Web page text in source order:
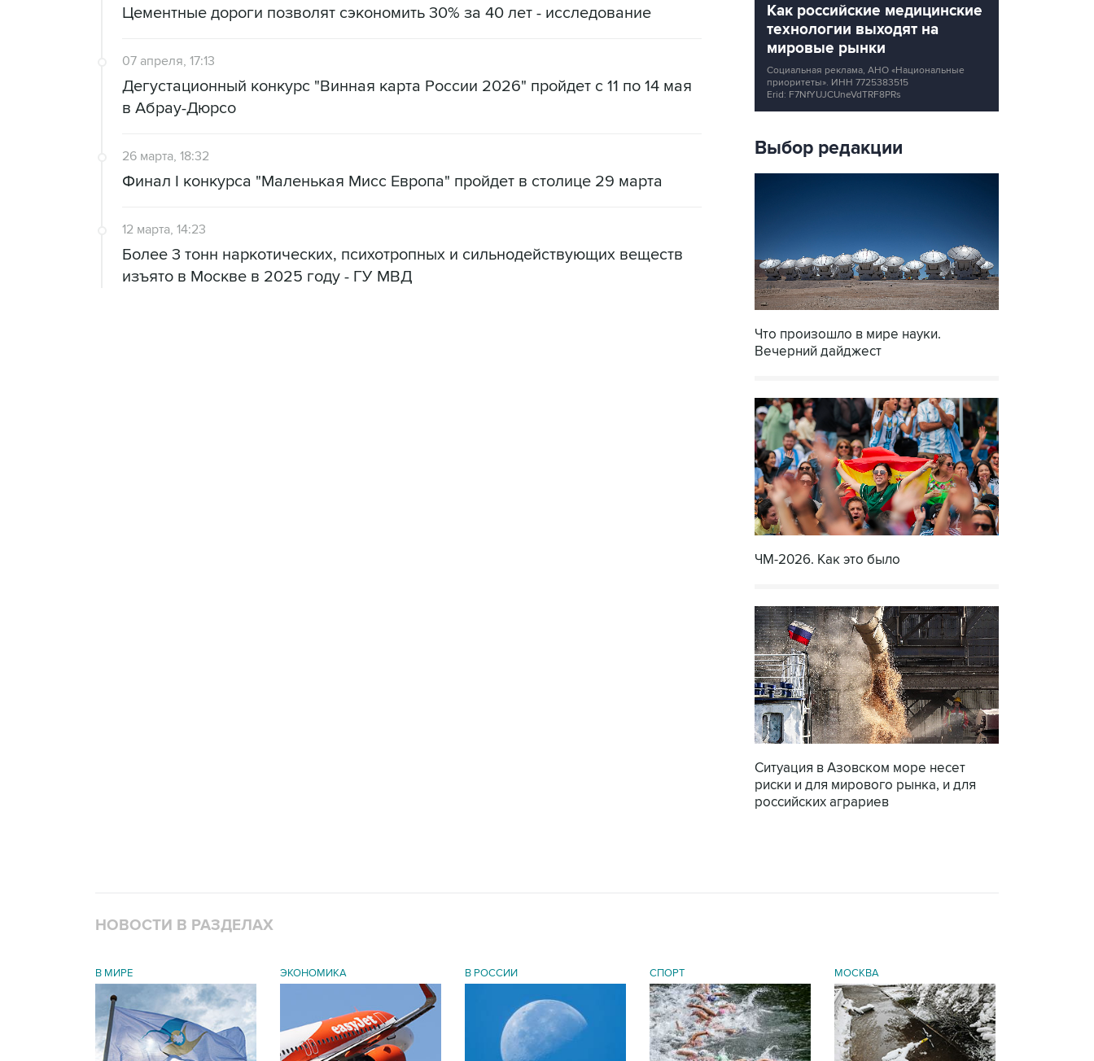
Цементные дороги позволят сэкономить 30% за 40 лет - исследование
07 апреля, 17:13
Дегустационный конкурс "Винная карта России 2026" пройдет с 11 по 14 мая
в Абрау-Дюрсо
26 марта, 18:32
Финал I конкурса "Маленькая Мисс Европа" пройдет в столице 29 марта
12 марта, 14:23
Более 3 тонн наркотических, психотропных и сильнодействующих веществ
изъято в Москве в 2025 году - ГУ МВД
Как российские медицинские
технологии выходят на
мировые рынки
Социальная реклама, АНО «Национальные
приоритеты». ИНН 7725383515
Erid: F7NfYUJCUneVdTRF8PRs
Выбор редакции
Что произошло в мире науки.
Вечерний дайджест
ЧМ-2026. Как это было
Ситуация в Азовском море несет
риски и для мирового рынка, и для
российских аграриев
НОВОСТИ В РАЗДЕЛАХ
В МИРЕ ЭКОНОМИКА В РОССИИ СПОРТ МОСКВА